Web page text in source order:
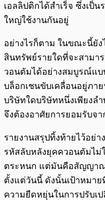
เอลลิปติกได้สำเร็จ ซึ่งเป็
ใหญ่ใช้งานกันอยู่
อย่างไรก็ตาม ในขณะนี้ยัง
สินทรัพย์รายใดที่จะสามา
วอนตัมได้อย่างสมบูรณ์แบ
บล็อกเชนขับเคลื่อนอยู่ภา
บริษัทใดบริษัทหนึ่งเพียงล
จึงต้องอาศัยการยอมรับจ
รายงานสรุปทิ้งท้ายไว้อย่า
รหัสลับหลังยุคควอนตัมไม่
ตระหนก แต่มันคือสัญญาณ
ตั้งแต่วันนี้ ดังนั้นเป้าหมา
ความยืดหยุ่นในการปรับเ